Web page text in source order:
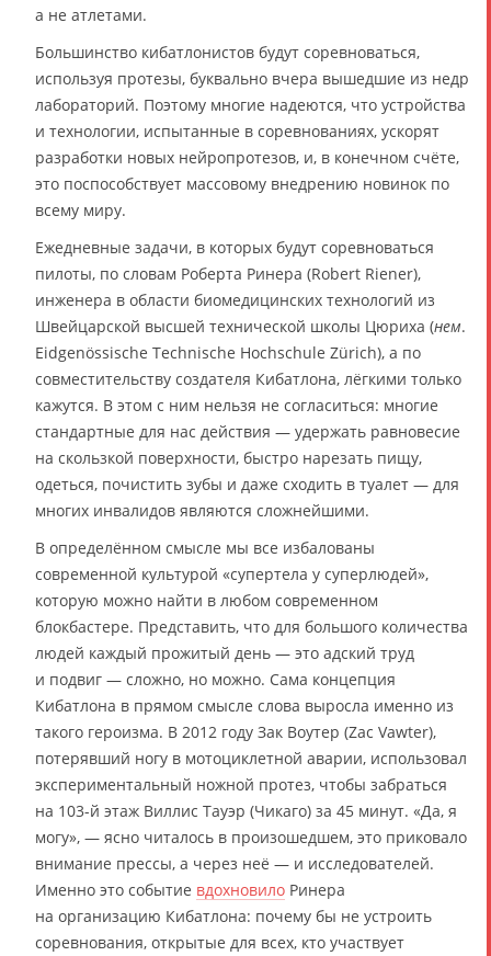
а не атлетами.
Большинство кибатлонистов будут соревноваться,
используя протезы, буквально вчера вышедшие из недр
лабораторий. Поэтому многие надеются, что устройства
и технологии, испытанные в соревнованиях, ускорят
разработки новых нейропротезов, и, в конечном счёте,
это поспособствует массовому внедрению новинок по
всему миру.
Ежедневные задачи, в которых будут соревноваться
пилоты, по словам Роберта Ринера (Robert Riener),
инженера в области биомедицинских технологий из
Швейцарской высшей технической школы Цюриха (нем.
Eidgenössische Technische Hochschule Zürich), а по
совместительству создателя Кибатлона, лёгкими только
кажутся. В этом с ним нельзя не согласиться: многие
стандартные для нас действия — удержать равновесие
на скользкой поверхности, быстро нарезать пищу,
одеться, почистить зубы и даже сходить в туалет — для
многих инвалидов являются сложнейшими.
В определённом смысле мы все избалованы
современной культурой «супертела у суперлюдей»,
которую можно найти в любом современном
блокбастере. Представить, что для большого количества
людей каждый прожитый день — это адский труд
и подвиг — сложно, но можно. Сама концепция
Кибатлона в прямом смысле слова выросла именно из
такого героизма. В 2012 году Зак Воутер (Zac Vawter),
потерявший ногу в мотоциклетной аварии, использовал
экспериментальный ножной протез, чтобы забраться
на 103-й этаж Виллис Тауэр (Чикаго) за 45 минут. «Да, я
могу», — ясно читалось в произошедшем, это приковало
внимание прессы, а через неё — и исследователей.
Именно это событие вдохновило Ринера
на организацию Кибатлона: почему бы не устроить
соревнования, открытые для всех, кто участвует